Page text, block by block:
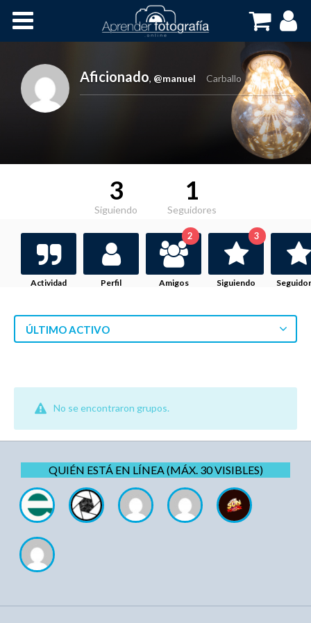
Cursos OnLine
Aficionado, @manuel Carballo
3
Siguiendo
1
Seguidores
Actividad Perfil Amigos
2
Siguiendo
3
ÚLTIMO ACTIVO
No se encontraron grupos.
QUIÉN ESTÁ EN LÍNEA (MÁX. 30 VISIBLES)